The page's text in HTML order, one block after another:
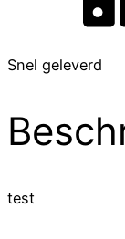
Snel geleverd
test